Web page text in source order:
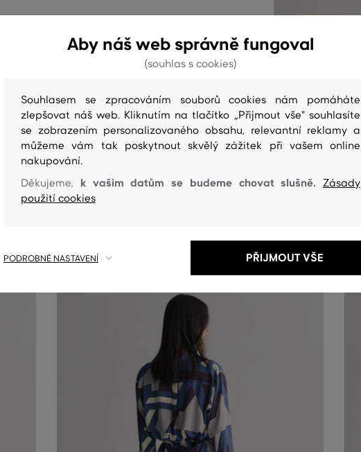
ŽEHLENÍ ČIŠTENÍ
Aby náš web správně fungoval
(souhlas s cookies)
Souhlasem se zpracováním souborů cookies nám pomáháte
zlepšovat náš web. Kliknutím na tlačítko „Přijmout vše" souhlasíte
se zobrazením personalizovaného obsahu, relevantní reklamy a
můžeme vám tak poskytnout skvělý zážitek při vašem online
nakupování.
Děkujeme, k vašim datům se budeme chovat slušně. Zásady
použití cookies
PODROBNÉ NASTAVENÍ PŘIJMOUT VŠE